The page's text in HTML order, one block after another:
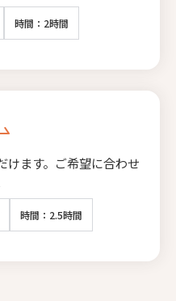
時間：2時間
けます。ご希望に合わせ
時間：2.5時間